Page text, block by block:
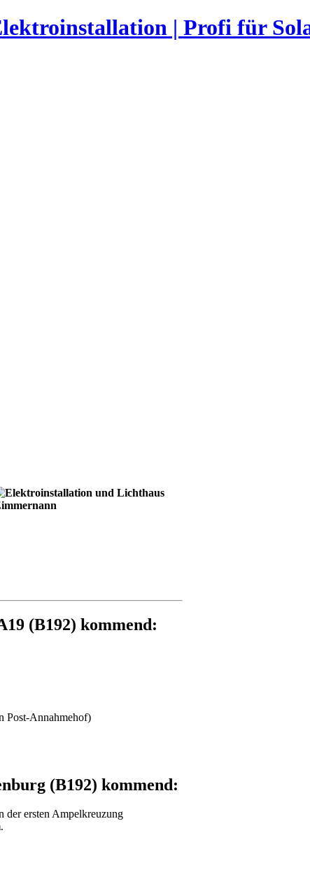
| Profi für
(B192) kommend:
Post-Annahmehof)
(B192) kommend:
der ersten Ampelkreuzung